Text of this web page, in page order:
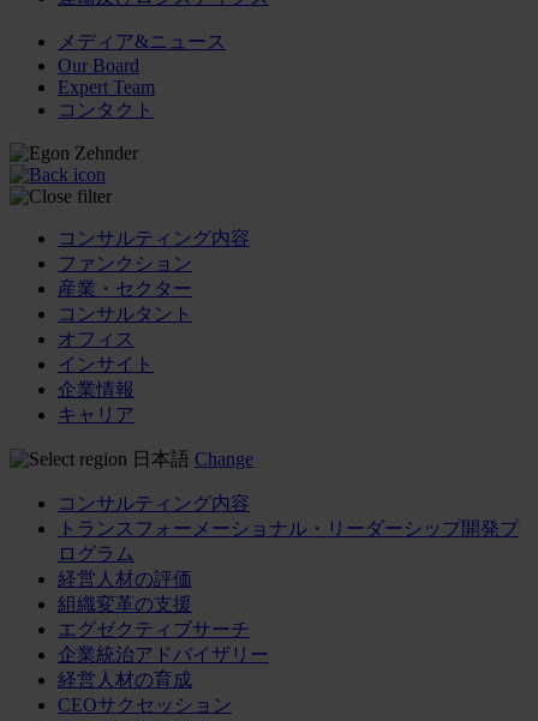
メディア&ニュース
Our Board
Expert Team
コンタクト
コンサルティング内容
ファンクション
産業・セクター
コンサルタント
オフィス
インサイト
企業情報
キャリア
日本語 Change
コンサルティング内容
トランスフォーメーショナル・リーダーシップ開発プ
ログラム
経営人材の評価
組織変革の支援
エグゼクティブサーチ
企業統治アドバイザリー
経営人材の育成
CEOサクセッション